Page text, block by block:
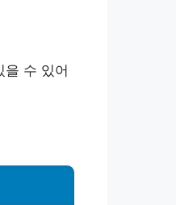
을 수 있어